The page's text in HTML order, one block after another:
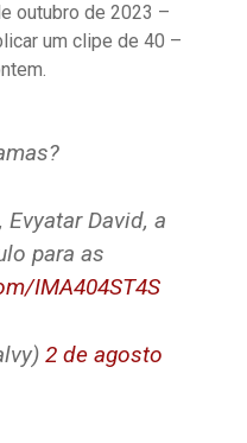
outubro de 2023 –
um clipe de 40 –
David, a
para as
IMA404ST4S
2 de agosto